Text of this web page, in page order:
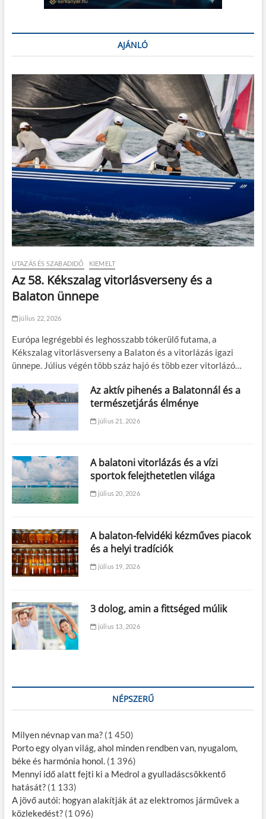
AJÁNLÓ
UTAZÁS ÉS SZABADIDŐ KIEMELT
Az 58. Kékszalag vitorlásverseny és a
Balaton ünnepe
július 22, 2026
Európa legrégebbi és leghosszabb tókerülő futama, a
Kékszalag vitorlásverseny a Balaton és a vitorlázás igazi
ünnepe. Július végén több száz hajó és több ezer vitorlázó…
Az aktív pihenés a Balatonnál és a
természetjárás élménye
július 21, 2026
A balatoni vitorlázás és a vízi
sportok felejthetetlen világa
július 20, 2026
A balaton-felvidéki kézműves piacok
és a helyi tradíciók
július 19, 2026
3 dolog, amin a fittséged múlik
július 13, 2026
NÉPSZERŰ
Milyen névnap van ma? (1 450)
Porto egy olyan világ, ahol minden rendben van, nyugalom,
béke és harmónia honol. (1 396)
Mennyi idő alatt fejti ki a Medrol a gyulladáscsökkentő
hatását? (1 133)
A jövő autói: hogyan alakítják át az elektromos járművek a
közlekedést? (1 096)